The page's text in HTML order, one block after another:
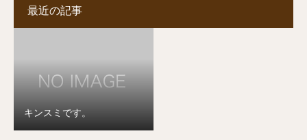
最近の記事
キンスミです。